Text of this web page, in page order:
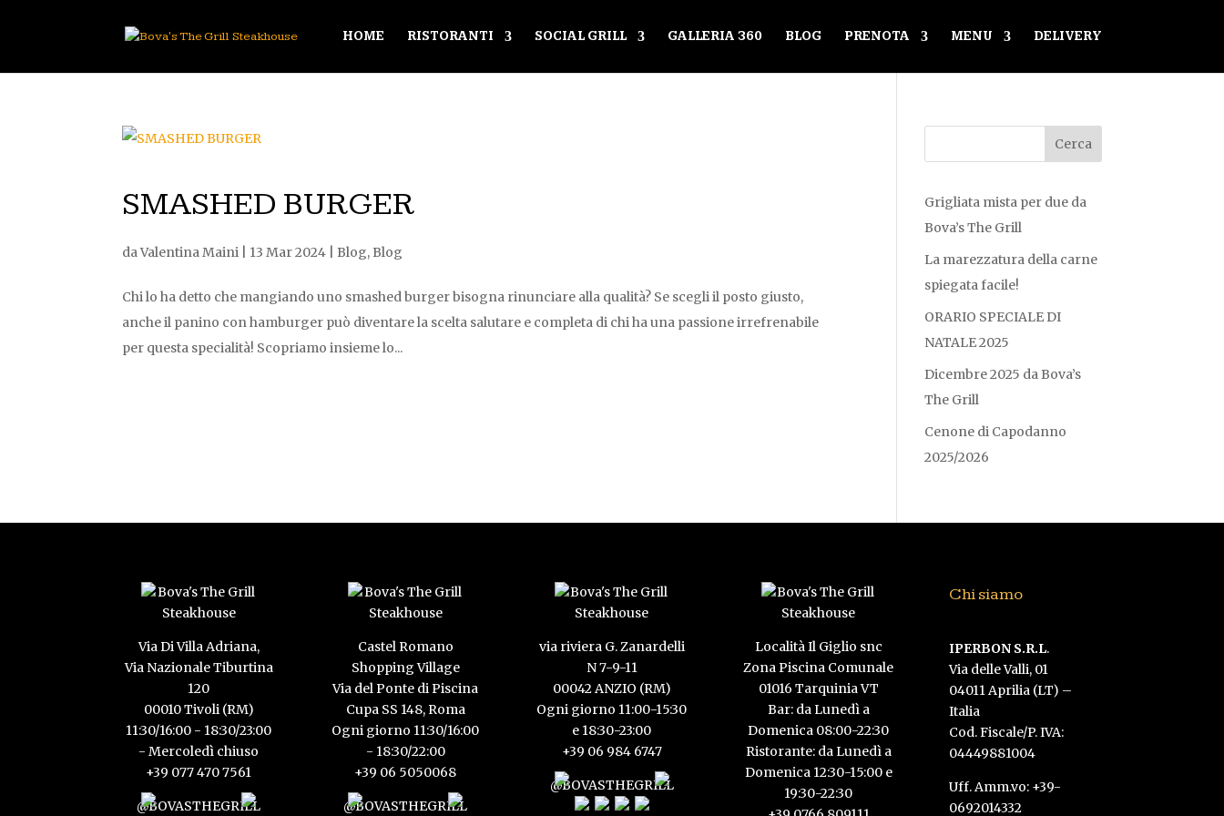
HOME RISTORANTI SOCIAL GRILL GALLERIA 360 BLOG PRENOTA MENU DELIVERY
SMASHED BURGER
daValentina Maini 13 Mar 2024 Blog, Blog
Chi lo ha detto che mangiando uno smashed burger bisogna rinunciare alla qualità? Se scegli il posto giusto,
anche il panino con hamburger può diventare la scelta salutare e completa di chi ha una passione irrefrenabile
per questa specialità! Scopriamo insieme lo...
Grigliata mista per due da
Bova’s The Grill
La marezzatura della carne
spiegata facile!
ORARIO SPECIALE DI
NATALE 2025
Dicembre 2025 da Bova’s
The Grill
Cenone di Capodanno
2025/2026
Via Di Villa Adriana,
Via Nazionale Tiburtina
120
00010 Tivoli (RM)
11:30/16:00 - 18:30/23:00
- Mercoledì chiuso
+39 077 470 7561
@BOVASTHEGRILL
Castel Romano
Shopping Village
Via del Ponte di Piscina
Cupa SS 148, Roma
Ogni giorno 11:30/16:00
- 18:30/22:00
+39 06 5050068
@BOVASTHEGRILL
via riviera G. Zanardelli
N 7-9-11
00042 ANZIO (RM)
Ogni giorno 11:00-15:30
e 18:30-23:00
+39 06 984 6747
@BOVASTHEGRILL
Località Il Giglio snc
Zona Piscina Comunale
01016 Tarquinia VT
Bar: da Lunedì a
Domenica 08:00-22:30
Ristorante: da Lunedì a
Domenica 12:30-15:00 e
19:30-22:30
Chi siamo
IPERBON S.R.L.
Via delle Valli, 01
04011 Aprilia (LT) –
Italia
Cod. Fiscale/P. IVA:
04449881004
Uff. Amm.vo: +39-
0692014332